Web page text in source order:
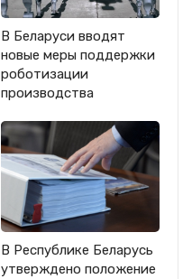
В Беларуси вводят
новые меры поддержки
роботизации
производства
В Республике Беларусь
утверждено положение